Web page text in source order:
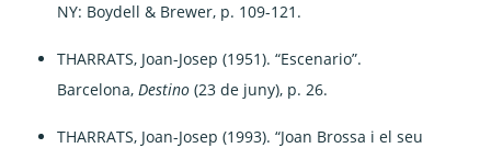
NY: Boydell & Brewer, p. 109-121.
THARRATS, Joan-Josep (1951). “Escenario”.
Barcelona,Destino(23 de juny), p. 26.
THARRATS, Joan-Josep (1993). “Joan Brossa i el seu